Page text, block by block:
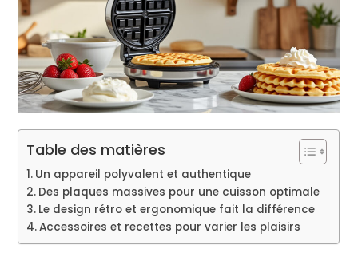
Table des matières
Un appareil polyvalent et authentique
Des plaques massives pour une cuisson optimale
Le design rétro et ergonomique fait la différence
Accessoires et recettes pour varier les plaisirs